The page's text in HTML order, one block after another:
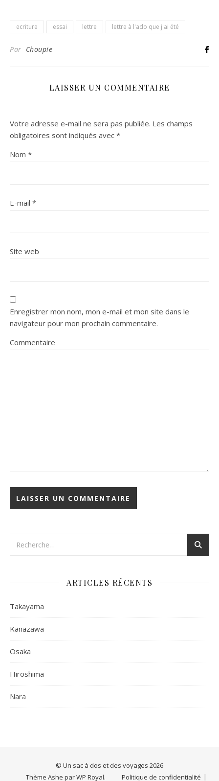
ecriture essai lettre lettre à l'ado que j'ai été
Par Choupie
LAISSER UN COMMENTAIRE
Votre adresse e-mail ne sera pas publiée. Les champs
obligatoires sont indiqués avec *
Nom *
E-mail *
Site web
Enregistrer mon nom, mon e-mail et mon site dans le
navigateur pour mon prochain commentaire.
Commentaire
ARTICLES RÉCENTS
Takayama
Kanazawa
Osaka
Hiroshima
Nara
© Un sac à dos et des voyages 2026
Politique de confidentialité
Thème Ashe parWP Royal.